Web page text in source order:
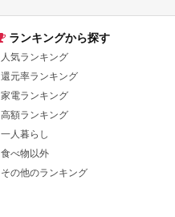
ランキングから探す
人気ランキング
還元率ランキング
家電ランキング
高額ランキング
一人暮らし
食べ物以外
その他のランキング